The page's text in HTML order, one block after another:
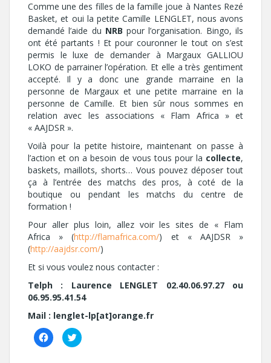
Comme une des filles de la famille joue à Nantes Rezé
Basket, et oui la petite Camille LENGLET, nous avons
demandé l’aide du NRB pour l’organisation. Bingo, ils
ont été partants ! Et pour couronner le tout on s’est
permis le luxe de demander à Margaux GALLIOU
LOKO de parrainer l’opération. Et elle a très gentiment
accepté. Il y a donc une grande marraine en la
personne de Margaux et une petite marraine en la
personne de Camille. Et bien sûr nous sommes en
relation avec les associations « Flam Africa » et
« AAJDSR ».
Voilà pour la petite histoire, maintenant on passe à
l’action et on a besoin de vous tous pour la collecte,
baskets, maillots, shorts… Vous pouvez déposer tout
ça à l’entrée des matchs des pros, à coté de la
boutique ou pendant les matchs du centre de
formation !
Pour aller plus loin, allez voir les sites de « Flam
Africa » (http://flamafrica.com/) et « AAJDSR »
(http://aajdsr.com/)
Et si vous voulez nous contacter :
Telph : Laurence LENGLET 02.40.06.97.27 ou
06.95.95.41.54
Mail : lenglet-lp[at]orange.fr
C
l
C
l